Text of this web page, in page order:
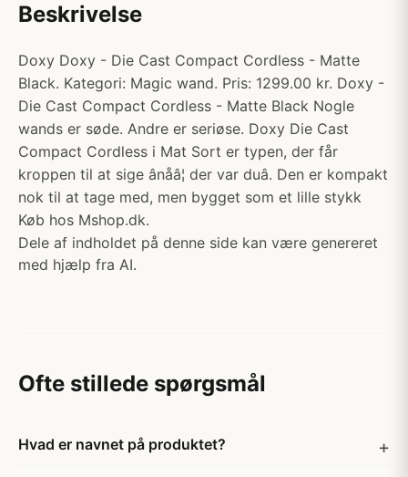
Beskrivelse
Doxy Doxy - Die Cast Compact Cordless - Matte
Black. Kategori: Magic wand. Pris: 1299.00 kr. Doxy -
Die Cast Compact Cordless - Matte Black Nogle
wands er søde. Andre er seriøse. Doxy Die Cast
Compact Cordless i Mat Sort er typen, der får
kroppen til at sige ânåâ¦ der var duâ. Den er kompakt
nok til at tage med, men bygget som et lille stykk
Køb hos Mshop.dk.
Dele af indholdet på denne side kan være genereret
med hjælp fra AI.
Ofte stillede spørgsmål
Hvad er navnet på produktet?